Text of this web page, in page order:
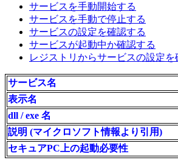
サービスを手動開始する
サービスを手動で停止する
サービスの設定を確認する
サービスが起動中か確認する
レジストリからサービスの設定を
サービス名
表示名
dll / exe 名
説明 (マイクロソフト情報より引用)
セキュアPC上の起動必要性